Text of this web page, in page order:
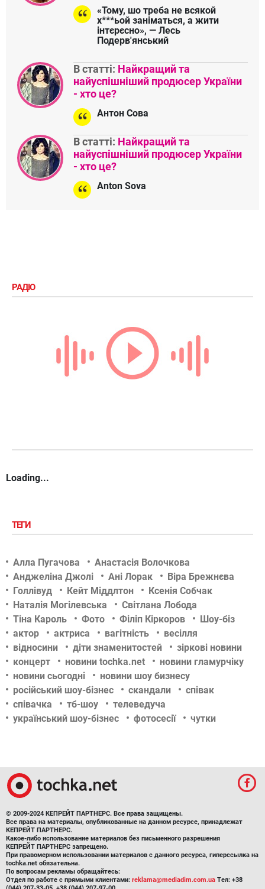
«Тому, шо треба не всякой
х***ьой заніматься, а жити
інтєрєсно», — Лесь
Подерв'янський
В статті: Найкращий та
найуспішніший продюсер України
- хто це?
Антон Сова
В статті: Найкращий та
найуспішніший продюсер України
- хто це?
Anton Sova
РАДІО
Loading...
ТЕГИ
Алла Пугачова
Анастасія Волочкова
Анджеліна Джолі
Ані Лорак
Віра Брежнєва
Голлівуд
Кейт Міддлтон
Ксенія Собчак
Наталія Могілевська
Світлана Лобода
Тіна Кароль
Фото Філіп Кіркоров
Шоу-біз
актор
актриса вагітність
весілля
відносини
діти знаменитостей
зіркові новини
концерт
новини tochka.net
новини гламурчіку
новини сьогодні
новини шоу бизнесу
російський шоу-бізнес
скандали
співак
співачка
тб-шоу
телеведуча
український шоу-бізнес
фотосесії чутки
© 2009-2024 КЕПРЕЙТ ПАРТНЕРС. Все права защищены.
Все права на материалы, опубликованные на данном ресурсе, принадлежат
КЕПРЕЙТ ПАРТНЕРС.
Какое-либо использование материалов без письменного разрешения
КЕПРЕЙТ ПАРТНЕРС запрещено.
При правомерном использовании материалов с данного ресурса, гиперссылка на
tochka.net обязательна.
По вопросам рекламы обращайтесь:
Отдел по работе с прямыми клиентами: reklama@mediadim.com.ua Тел: +38